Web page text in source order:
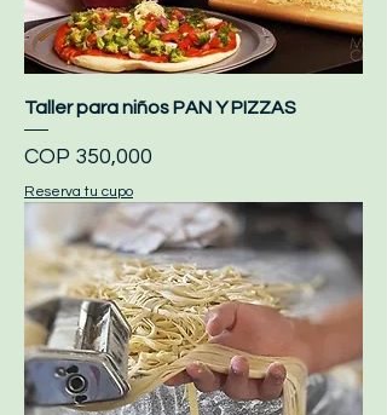
Taller para niños PAN Y PIZZAS
Price
COP 350,000
Reserva tu cupo